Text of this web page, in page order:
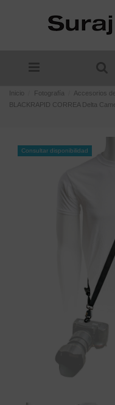
Inicio Fotografía Accesorios
BLACKRAPID CORREA Delta
Consultar disponibilidad